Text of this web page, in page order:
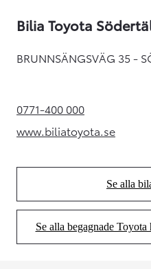
Bilia Toyota
BRUNNSÄNGSVÄG 35 -
0771-400 000(Opens in new tab)
www.biliatoyota.se
(Opens in new
Se alla
Se alla begagnade Toyota